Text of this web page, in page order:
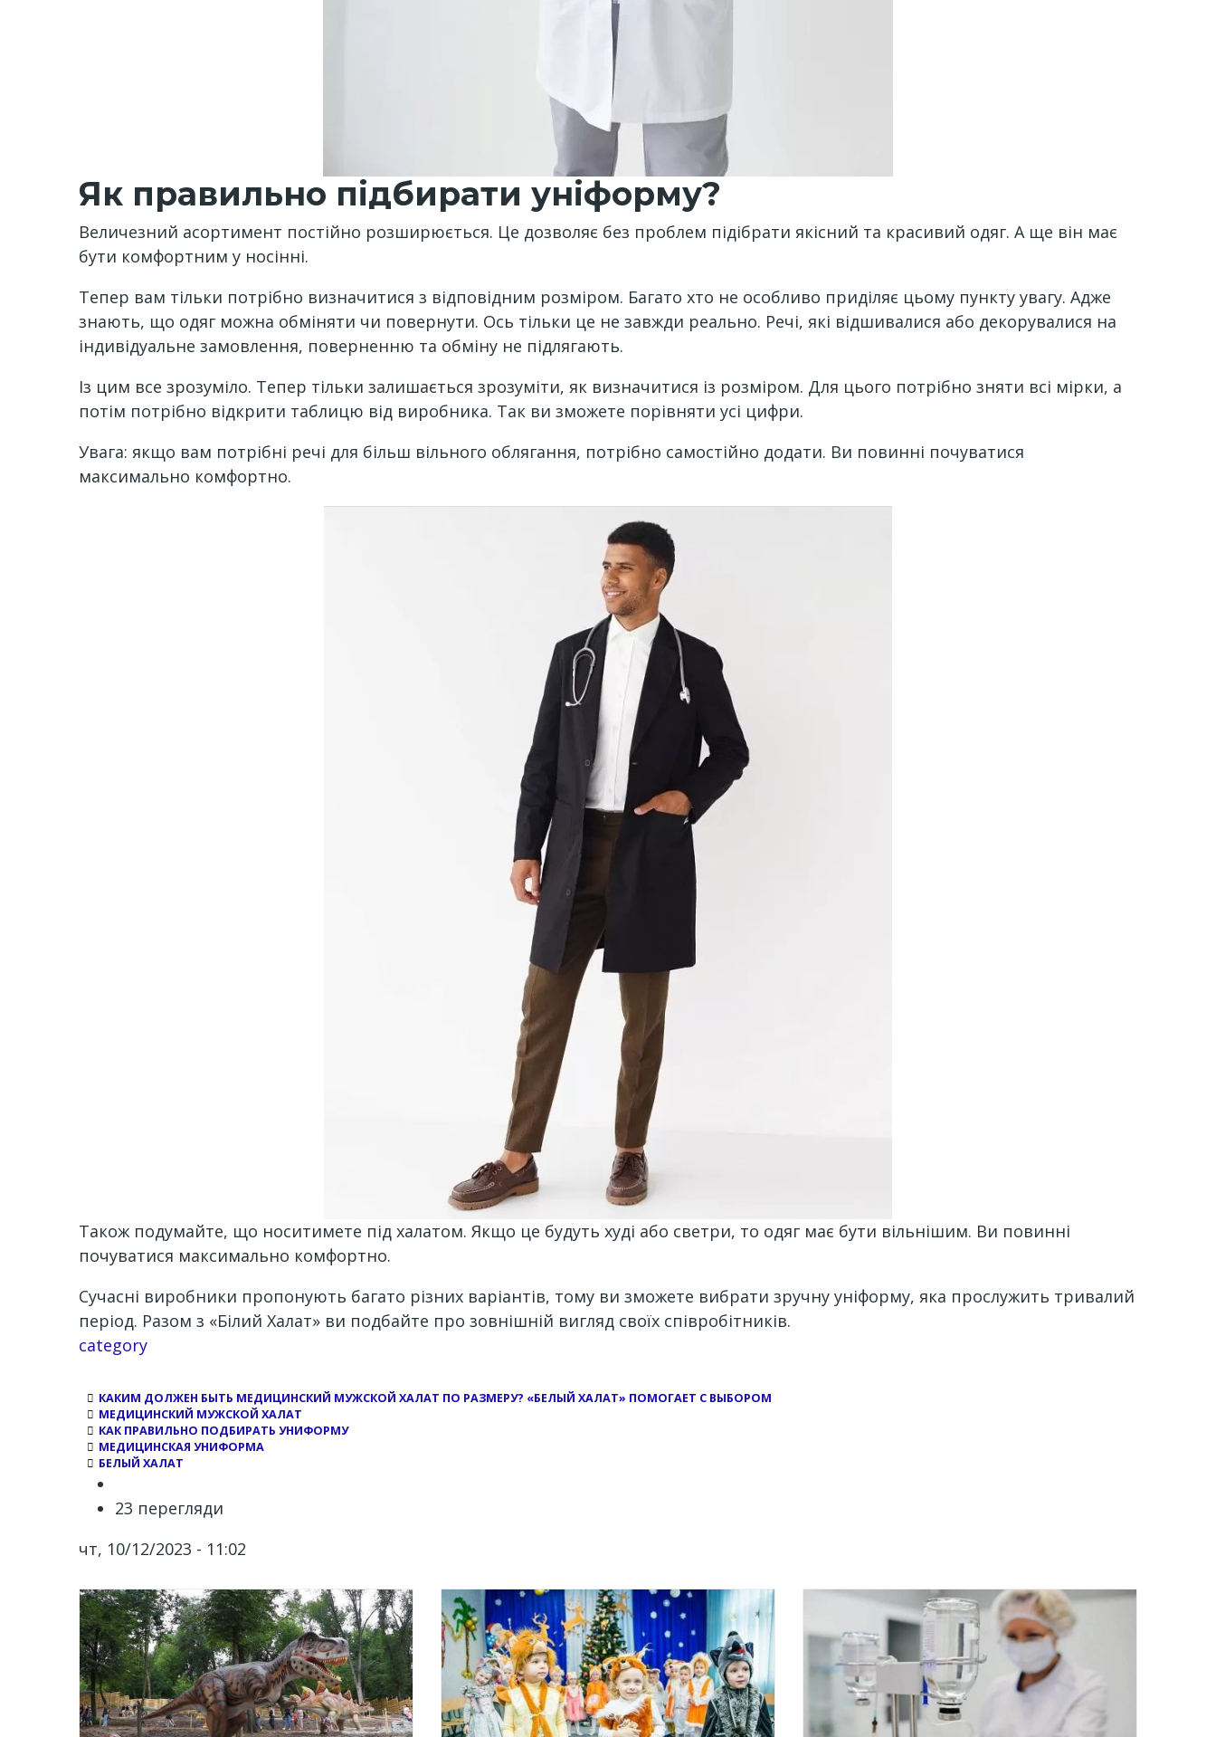
Як правильно підбирати уніформу?
Величезний асортимент постійно розширюється. Це дозволяє без проблем підібрати якісний та красивий одяг. А ще він має
бути комфортним у носінні.
Тепер вам тільки потрібно визначитися з відповідним розміром. Багато хто не особливо приділяє цьому пункту увагу. Адже
знають, що одяг можна обміняти чи повернути. Ось тільки це не завжди реально. Речі, які відшивалися або декорувалися на
індивідуальне замовлення, поверненню та обміну не підлягають.
Із цим все зрозуміло. Тепер тільки залишається зрозуміти, як визначитися із розміром. Для цього потрібно зняти всі мірки, а
потім потрібно відкрити таблицю від виробника. Так ви зможете порівняти усі цифри.
Увага: якщо вам потрібні речі для більш вільного облягання, потрібно самостійно додати. Ви повинні почуватися
максимально комфортно.
Також подумайте, що носитимете під халатом. Якщо це будуть худі або светри, то одяг має бути вільнішим. Ви повинні
почуватися максимально комфортно.
Сучасні виробники пропонують багато різних варіантів, тому ви зможете вибрати зручну уніформу, яка прослужить тривалий
період. Разом з «Білий Халат» ви подбайте про зовнішній вигляд своїх співробітників.
category
КАКИМ ДОЛЖЕН БЫТЬ МЕДИЦИНСКИЙ МУЖСКОЙ ХАЛАТ ПО РАЗМЕРУ? «БЕЛЫЙ ХАЛАТ» ПОМОГАЕТ С ВЫБОРОМ
МЕДИЦИНСКИЙ МУЖСКОЙ ХАЛАТ
КАК ПРАВИЛЬНО ПОДБИРАТЬ УНИФОРМУ
МЕДИЦИНСКАЯ УНИФОРМА
БЕЛЫЙ ХАЛАТ
23 перегляди
чт, 10/12/2023 - 11:02